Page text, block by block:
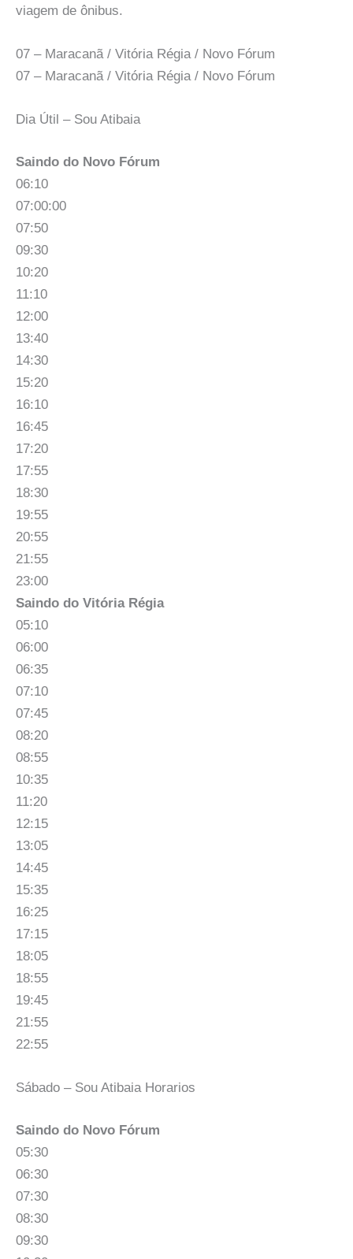
viagem de ônibus.
07 – Maracanã / Vitória Régia / Novo Fórum
07 – Maracanã / Vitória Régia / Novo Fórum
Dia Útil – Sou Atibaia
Saindo do Novo Fórum
06:10
07:00:00
07:50
09:30
10:20
11:10
12:00
13:40
14:30
15:20
16:10
16:45
17:20
17:55
18:30
19:55
20:55
21:55
23:00
Saindo do Vitória Régia
05:10
06:00
06:35
07:10
07:45
08:20
08:55
10:35
11:20
12:15
13:05
14:45
15:35
16:25
17:15
18:05
18:55
19:45
21:55
22:55
Sábado – Sou Atibaia Horarios
Saindo do Novo Fórum
05:30
06:30
07:30
08:30
09:30